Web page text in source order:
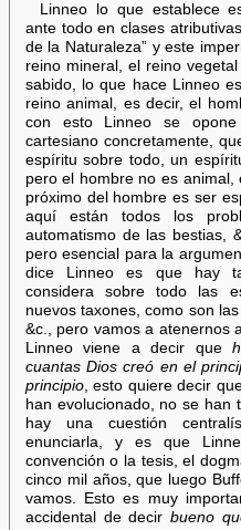
Linneo lo que establece
ante todo en clases
de la Naturaleza” y este
reino mineral, el reino
sabido, lo que hace Linneo
reino animal, es decir, el
con esto Linneo se opone
cartesiano concretamente,
espíritu sobre todo, un
pero el hombre no es
próximo del hombre es ser
aquí están todos los
automatismo de las bestias,
pero esencial para la
dice Linneo es que hay
considera sobre todo las
nuevos taxones, como son
&c., pero vamos a atenernos
Linneo viene a decir que
cuantas Dios creó en el
principio, esto quiere decir
han evolucionado, no se han
hay una cuestión
enunciarla, y es que
convención o la tesis, el
cinco mil años, que luego
vamos. Esto es muy
accidental de decirbueno